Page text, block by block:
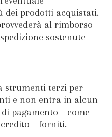
dei prodotti acquistati.
al rimborso
sostenute
strumenti terzi per
e non entra in alcun
pagamento – come
– forniti.